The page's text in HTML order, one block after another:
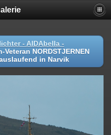
- AIDAbella -
Veteran NORDSTJERNEN
in Narvik